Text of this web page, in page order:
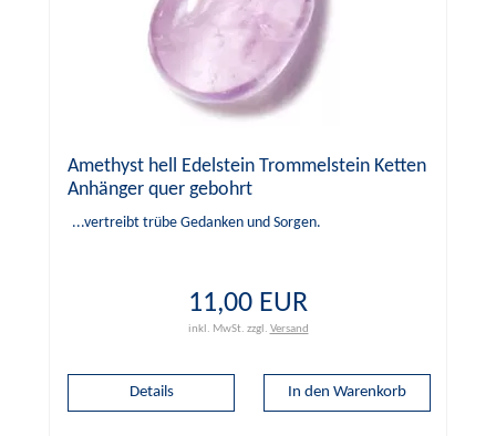
Amethyst hell Edelstein Trommelstein Ketten
Anhänger quer gebohrt
...vertreibt trübe Gedanken und Sorgen.
11,00 EUR
inkl. MwSt. zzgl. Versand
Details